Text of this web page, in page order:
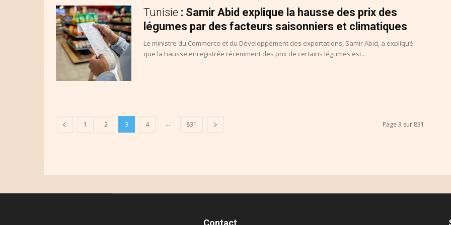
Tunisie : Samir Abid explique la hausse des prix des
légumes par des facteurs saisonniers et climatiques
Le ministre du Commerce et du Développement des exportations, Samir Abid, a expliqué
que la hausse enregistrée récemment des prix de certains légumes est...
1 2 3 4 ... 831 Page 3 sur 831
Contact